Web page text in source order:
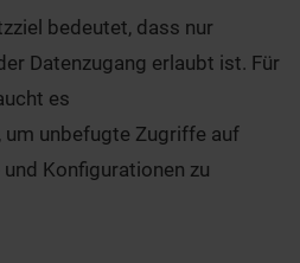
bedeutet, dass nur
Datenzugang erlaubt ist. Für
es
um unbefugte Zugriffe auf
Konfigurationen zu